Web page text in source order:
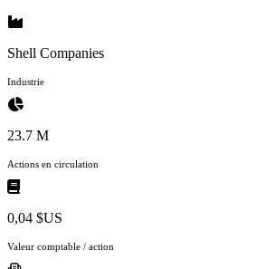
Shell Companies
Industrie
23.7 M
Actions en circulation
0,04 $US
Valeur comptable / action